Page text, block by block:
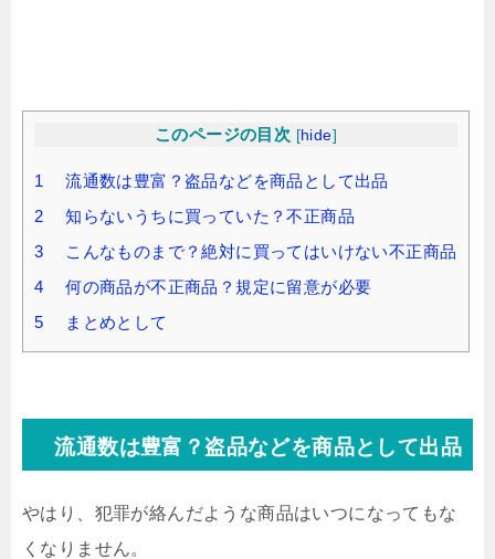
このページの目次 [hide]
1 流通数は豊富？盗品などを商品として出品
2 知らないうちに買っていた？不正商品
3 こんなものまで？絶対に買ってはいけない不正商品
4 何の商品が不正商品？規定に留意が必要
5 まとめとして
流通数は豊富？盗品などを商品として出品
やはり、犯罪が絡んだような商品はいつになってもな
くなりません。